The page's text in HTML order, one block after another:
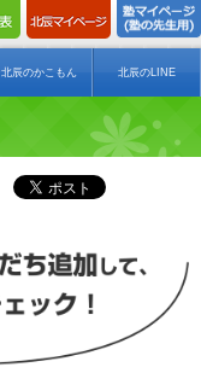
北辰のかこもん 北辰のLINE